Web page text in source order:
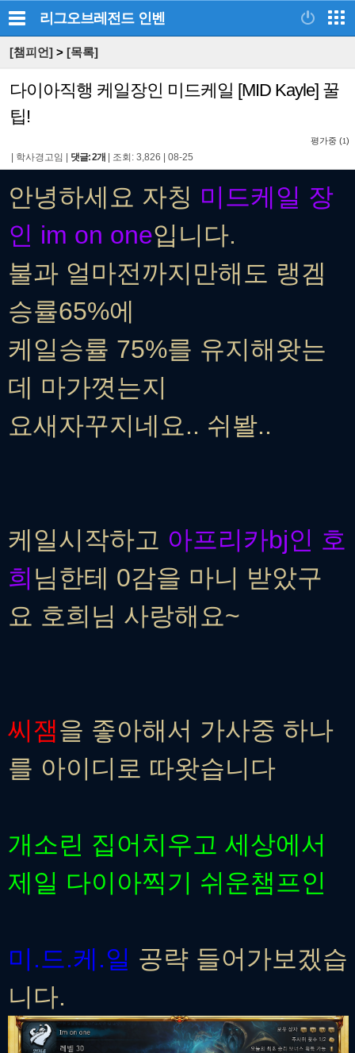
리그오브레전드 인벤
[챔피언] > [목록]
다이아직행 케일장인 미드케일 [MID Kayle] 꿀
팁!
평가중 (1)
학사경고임 댓글: 2개 조회: 3,826 08-25
안녕하세요 자칭 미드케일 장
인 im on one입니다.
불과 얼마전까지만해도 랭겜
승률65%에
케일승률 75%를 유지해왓는
데 마가꼇는지
요새자꾸지네요.. 쉬봘..
케일시작하고 아프리카bj인 호
희 님한테 0감을 마니 받았구
요 호희님 사랑해요~
씨잼을 좋아해서 가사중 하나
를 아이디로 따왓습니다
개소린 집어치우고 세상에서
제일 다이아찍기 쉬운챔프인
미.드.케.일 공략 들어가보겠습
니다.